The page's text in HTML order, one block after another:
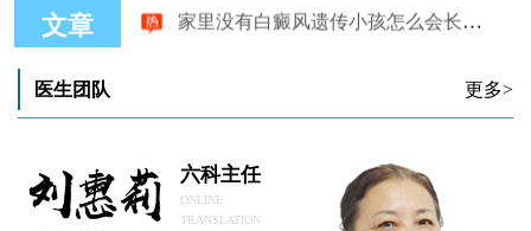
文章
医生团队 更多>
六科主任
ONLINE
TRANSLATION